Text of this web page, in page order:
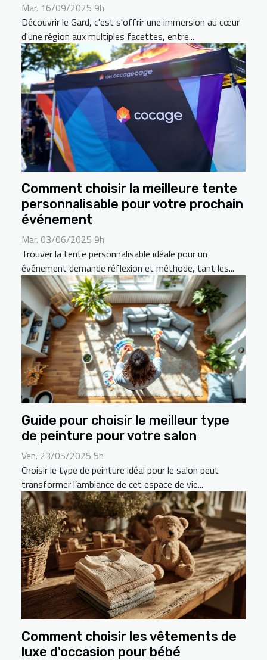
Mar. 16/09/2025 9h
Découvrir le Gard, c'est s'offrir une immersion au cœur
d'une région aux multiples facettes, entre...
Comment choisir la meilleure tente
personnalisable pour votre prochain
événement
Mar. 03/06/2025 9h
Trouver la tente personnalisable idéale pour un
événement demande réflexion et méthode, tant les...
Guide pour choisir le meilleur type
de peinture pour votre salon
Ven. 23/05/2025 5h
Choisir le type de peinture idéal pour le salon peut
transformer l’ambiance de cet espace de vie...
Comment choisir les vêtements de
luxe d'occasion pour bébé